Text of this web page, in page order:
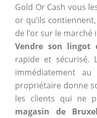
Gold Or Cash vous
or qu’ils
de l’or sur le
Vendre son lingot
rapide et sécurisé.
immédiatement
propriétaire donne
les clients qui ne
magasin de